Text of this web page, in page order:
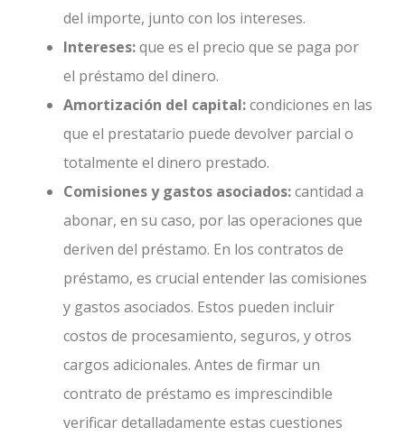
del importe, junto con los intereses.
Intereses:que es el precio que se paga por
el préstamo del dinero.
Amortización del capital:condiciones en las
que el prestatario puede devolver parcial o
totalmente el dinero prestado.
Comisiones y gastos asociados:cantidad a
abonar, en su caso, por las operaciones que
deriven del préstamo. En los contratos de
préstamo, es crucial entender las comisiones
y gastos asociados. Estos pueden incluir
costos de procesamiento, seguros, y otros
cargos adicionales. Antes de firmar un
contrato de préstamo es imprescindible
verificar detalladamente estas cuestiones